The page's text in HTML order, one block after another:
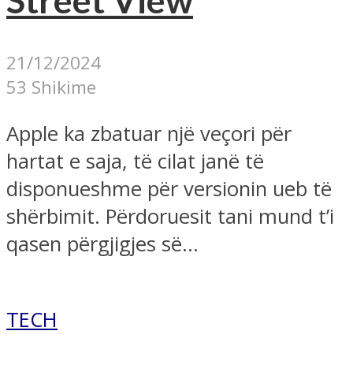
21/12/2024
53 Shikime
Apple ka zbatuar një veçori për
hartat e saja, të cilat janë të
disponueshme për versionin ueb të
shërbimit. Përdoruesit tani mund t’i
qasen përgjigjes së...
TECH